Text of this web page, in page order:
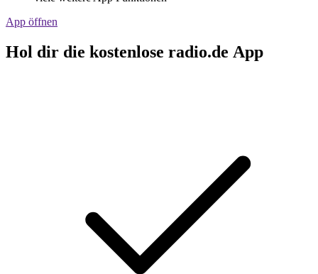
App öffnen
Hol dir die kostenlose radio.de App